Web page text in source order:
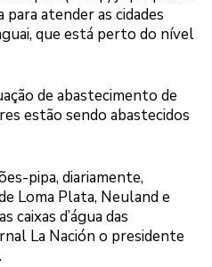
atender as cidades
que está perto do nível
de abastecimento de
estão sendo abastecidos
pipa, diariamente,
Loma Plata, Neuland e
caixas d’água das
La Nación o presidente